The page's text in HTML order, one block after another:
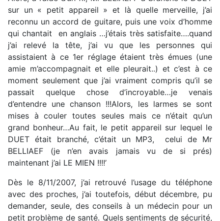
sur un « petit appareil » et là quelle merveille, j’ai
reconnu un accord de guitare, puis une voix d’homme
qui chantait en anglais …j’étais très satisfaite….quand
j’ai relevé la tête, j’ai vu que les personnes qui
assistaient à ce 1er réglage étaient très émues (une
amie m’accompagnait et elle pleurait..) et c’est à ce
moment seulement que j’ai vraiment compris qu’il se
passait quelque chose d’incroyable…je venais
d’entendre une chanson !!!Alors, les larmes se sont
mises à couler toutes seules mais ce n’était qu’un
grand bonheur…Au fait, le petit appareil sur lequel le
DUET était branché, c’était un MP3, celui de Mr
BELLIAEF (je n’en avais jamais vu de si prés)
maintenant j’ai LE MIEN !!!!’
Dès le 8/11/2007, j’ai retrouvé l’usage du téléphone
avec des proches, j’ai toutefois, début décembre, pu
demander, seule, des conseils à un médecin pour un
petit problème de santé. Quels sentiments de sécurité,